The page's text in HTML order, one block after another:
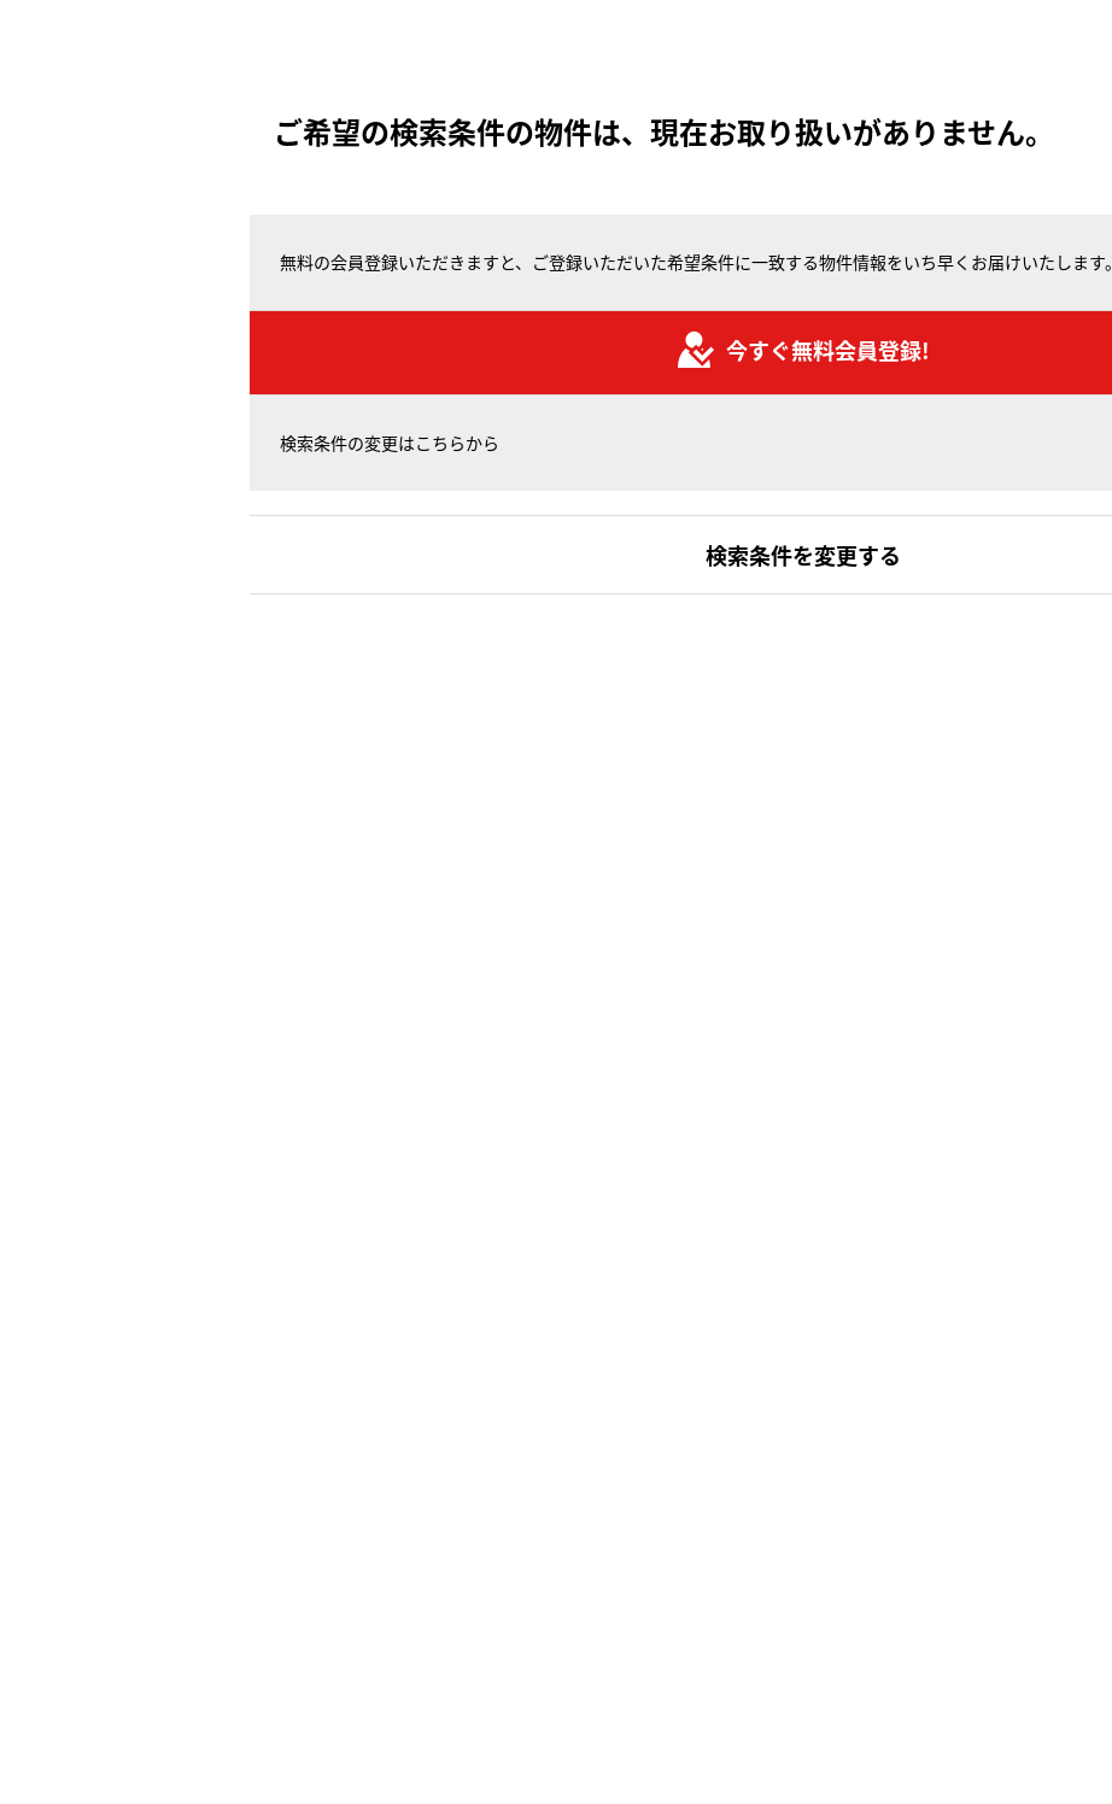
ご希望の検索条件の物件は、現在お取り扱いがありません。
無料の会員登録いただきますと、ご登録いただいた希望条件に一致する物件情報をいち早くお届けいたします。
今すぐ無料会員登録!
検索条件の変更はこちらから
検索条件を変更する